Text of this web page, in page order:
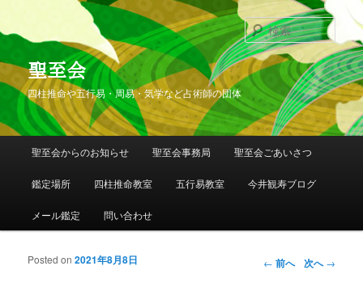
聖至会
四柱推命や五行易・周易・気学など占術師の団体
索
メインメニュー
メインコンテンツへ移動
サブコンテンツへ移動
聖至会からのお知らせ 聖至会事務局 聖至会ごあいさつ
鑑定場所 四柱推命教室 五行易教室 今井観寿ブログ
メール鑑定 問い合わせ
投稿ナビゲー
← 前へ 次へ→
Posted on2021年8月8日